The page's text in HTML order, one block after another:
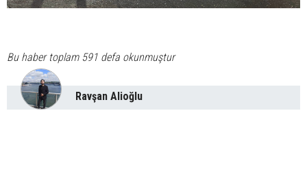
Bu haber toplam 591 defa okunmuştur
Ravşan Alioğlu